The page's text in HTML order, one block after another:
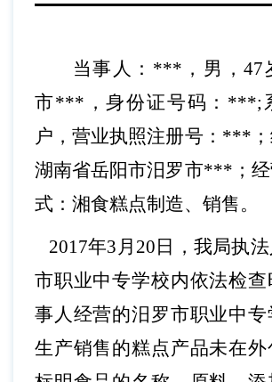
当事人： ***，男，47
市***，身份证号码：***;
户，营业执照注册号：***；
湖南省岳阳市汨罗市***；
式：湘食糕点制造、销售。
2017年3月20日，我局执
市职业中专学校内依法检查
事人经营的汨罗市职业中
生产销售的糕点产品未在